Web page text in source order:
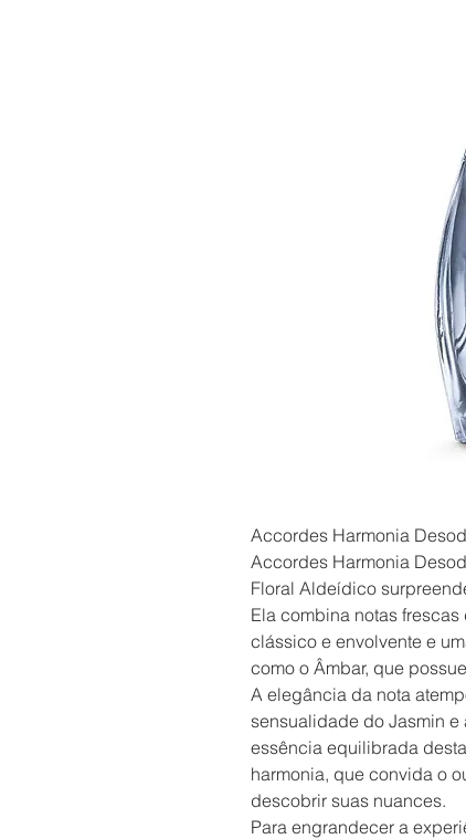
Accordes Harmonia
Accordes Harmonia
Floral Aldeídico
Ela combina notas
clássico e envolvente e
como o Âmbar, que
A elegância da nota
sensualidade do Jasmin e
essência equilibrada
harmonia, que convida o
descobrir suas nuances.
Para engrandecer a